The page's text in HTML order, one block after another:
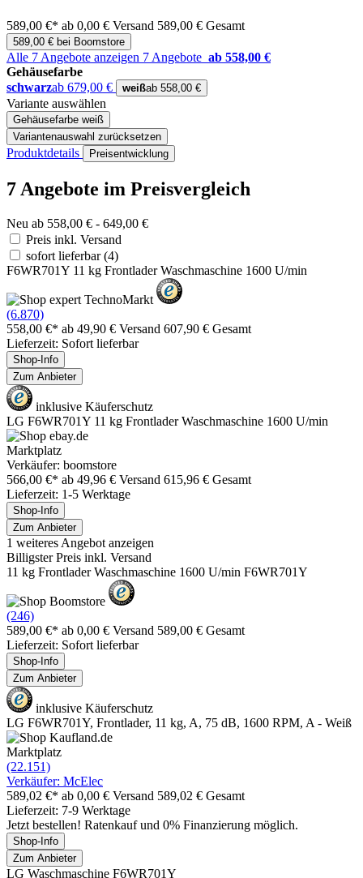
589,00 €* ab 0,00 € Versand 589,00 € Gesamt
589,00 € bei Boomstore
Alle 7 Angebote anzeigen 7 Angebote ab 558,00 €
Gehäusefarbe
schwarzab 679,00 € weißab 558,00 €
Variante auswählen
Gehäusefarbe weiß
Variantenauswahl zurücksetzen
Produktdetails Preisentwicklung
7 Angebote im Preisvergleich
Neu ab 558,00 € - 649,00 €
Preis inkl. Versand
sofort lieferbar(4)
F6WR701Y 11 kg Frontlader Waschmaschine 1600 U/min
(6.870)
558,00 €* ab 49,90 € Versand 607,90 € Gesamt
Lieferzeit: Sofort lieferbar
Shop-Info
Zum Anbieter
inklusive Käuferschutz
LG F6WR701Y 11 kg Frontlader Waschmaschine 1600 U/min
Marktplatz
Verkäufer: boomstore
566,00 €* ab 49,96 € Versand 615,96 € Gesamt
Lieferzeit: 1-5 Werktage
Shop-Info
Zum Anbieter
1 weiteres Angebot anzeigen
Billigster Preis inkl. Versand
11 kg Frontlader Waschmaschine 1600 U/min F6WR701Y
(246)
589,00 €* ab 0,00 € Versand 589,00 € Gesamt
Lieferzeit: Sofort lieferbar
Shop-Info
Zum Anbieter
inklusive Käuferschutz
LG F6WR701Y, Frontlader, 11 kg, A, 75 dB, 1600 RPM, A - Weiß
Marktplatz
(22.151)
Verkäufer: McElec
589,02 €* ab 0,00 € Versand 589,02 € Gesamt
Lieferzeit: 7-9 Werktage
Jetzt bestellen! Ratenkauf und 0% Finanzierung möglich.
Shop-Info
Zum Anbieter
LG Waschmaschine F6WR701Y